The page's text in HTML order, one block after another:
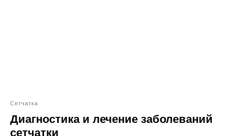
Сетчатка
Диагностика и лечение заболеваний
сетчатки